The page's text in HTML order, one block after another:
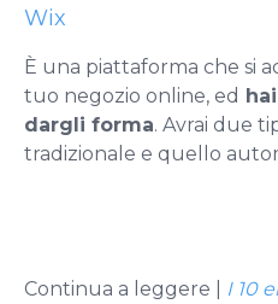
Wix
È una piattaforma che si
tuo negozio online, ed
dargli forma. Avrai due
tradizionale e quello
Continua a leggere |
I 10